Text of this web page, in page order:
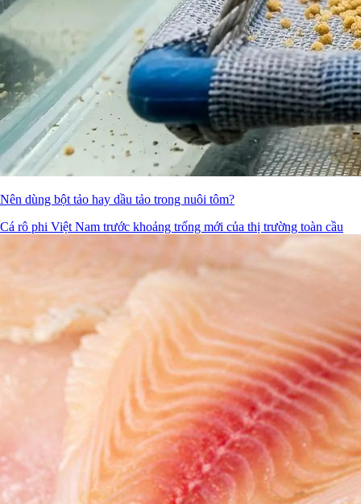
Nên dùng bột tảo hay dầu tảo trong nuôi tôm?
Cá rô phi Việt Nam trước khoảng trống mới của thị trường toàn cầu